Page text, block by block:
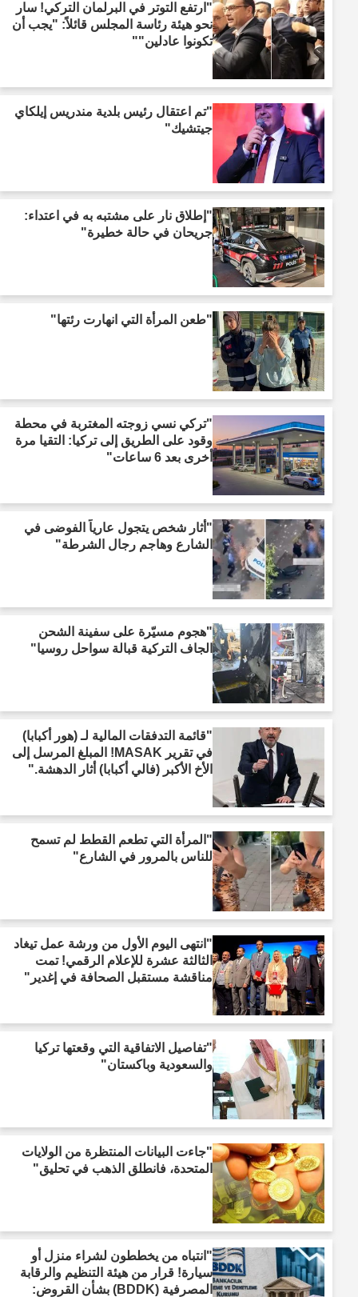
"ارتفع التوتر في البرلمان التركي! سار
نحو هيئة رئاسة المجلس قائلاً: "يجب أن
تكونوا عادلين""
"تم اعتقال رئيس بلدية مندريس إيلكاي
جيتشيك"
"إطلاق نار على مشتبه به في اعتداء:
جريحان في حالة خطيرة"
"طعن المرأة التي انهارت رئتها"
"تركي نسي زوجته المغتربة في محطة
وقود على الطريق إلى تركيا: التقيا مرة
أخرى بعد 6 ساعات"
"أثار شخص يتجول عارياً الفوضى في
الشارع وهاجم رجال الشرطة"
"هجوم مسيّرة على سفينة الشحن
الجاف التركية قبالة سواحل روسيا"
"قائمة التدفقات المالية لـ (هور أكبابا)
في تقرير MASAK! المبلغ المرسل إلى
الأخ الأكبر (فالي أكبابا) أثار الدهشة."
"المرأة التي تطعم القطط لم تسمح
للناس بالمرور في الشارع"
"انتهى اليوم الأول من ورشة عمل تيغاد
الثالثة عشرة للإعلام الرقمي! تمت
مناقشة مستقبل الصحافة في إغدير"
"تفاصيل الاتفاقية التي وقعتها تركيا
والسعودية وباكستان"
"جاءت البيانات المنتظرة من الولايات
المتحدة، فانطلق الذهب في تحليق"
"انتباه من يخططون لشراء منزل أو
سيارة! قرار من هيئة التنظيم والرقابة
المصرفية (BDDK) بشأن القروض: